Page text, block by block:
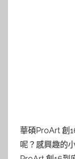
華碩ProArt 創
呢？感興趣的